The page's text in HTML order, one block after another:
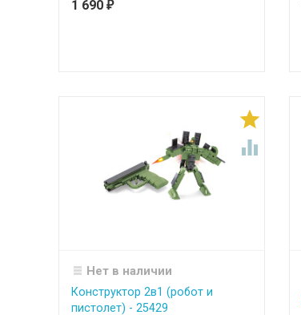
1 690 ₽


Нет в наличии
Конструктор 2в1 (робот и
пистолет) - 25429